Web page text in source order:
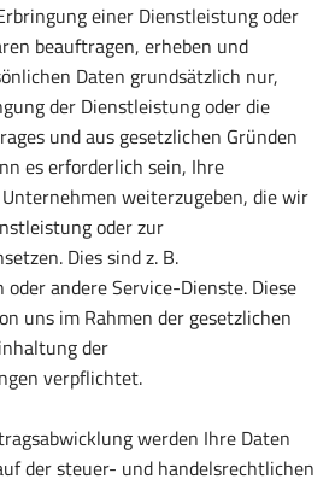
einer Dienstleistung oder
beauftragen, erheben und
Daten grundsätzlich nur,
der Dienstleistung oder die
und aus gesetzlichen Gründen
es erforderlich sein, Ihre
weiterzugeben, die wir
oder zur
Dies sind z. B.
andere Service-Dienste. Diese
uns im Rahmen der gesetzlichen
der
verpflichtet.
werden Ihre Daten
der steuer- und handelsrechtlichen